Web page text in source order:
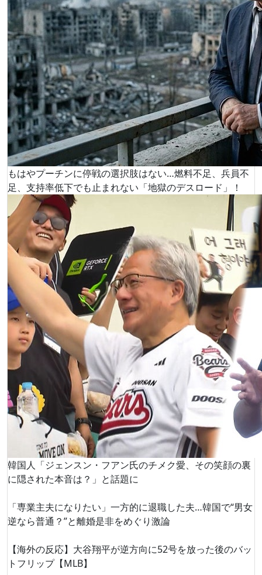
もはやプーチンに停戦の選択肢はない…燃料不足、兵員不
足、支持率低下でも止まれない「地獄のデスロード」！
韓国人「ジェンスン・フアン氏のチメク愛、その笑顔の裏
に隠された本音は？」と話題に
「専業主夫になりたい」一方的に退職した夫…韓国で“男女
逆なら普通？”と離婚是非をめぐり激論
【海外の反応】大谷翔平が逆方向に52号を放った後のバッ
トフリップ【MLB】